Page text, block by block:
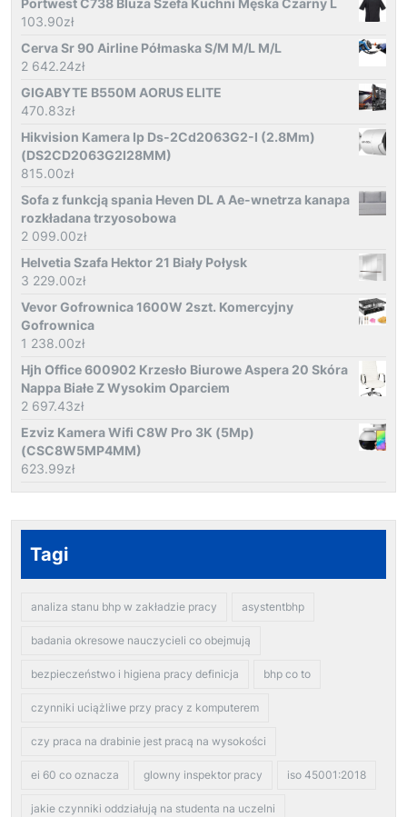
Portwest C738 Bluza Szefa Kuchni Męska Czarny L
103.90zł
Cerva Sr 90 Airline Półmaska S/M M/L M/L
2 642.24zł
GIGABYTE B550M AORUS ELITE
470.83zł
Hikvision Kamera Ip Ds-2Cd2063G2-I (2.8Mm)
(DS2CD2063G2I28MM)
815.00zł
Sofa z funkcją spania Heven DL A Ae-wnetrza kanapa
rozkładana trzyosobowa
2 099.00zł
Helvetia Szafa Hektor 21 Biały Połysk
3 229.00zł
Vevor Gofrownica 1600W 2szt. Komercyjny
Gofrownica
1 238.00zł
Hjh Office 600902 Krzesło Biurowe Aspera 20 Skóra
Nappa Białe Z Wysokim Oparciem
2 697.43zł
Ezviz Kamera Wifi C8W Pro 3K (5Mp)
(CSC8W5MP4MM)
623.99zł
Tagi
analiza stanu bhp w zakładzie pracy asystentbhp
badania okresowe nauczycieli co obejmują
bezpieczeństwo i higiena pracy definicja bhp co to
czynniki uciążliwe przy pracy z komputerem
czy praca na drabinie jest pracą na wysokości
ei 60 co oznacza glowny inspektor pracy iso 45001:2018
jakie czynniki oddziałują na studenta na uczelni